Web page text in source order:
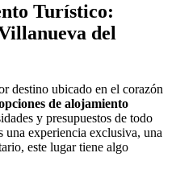
Turístico:
del
destino ubicado en el corazón
de alojamiento
y presupuestos de todo
una experiencia exclusiva, una
este lugar tiene algo